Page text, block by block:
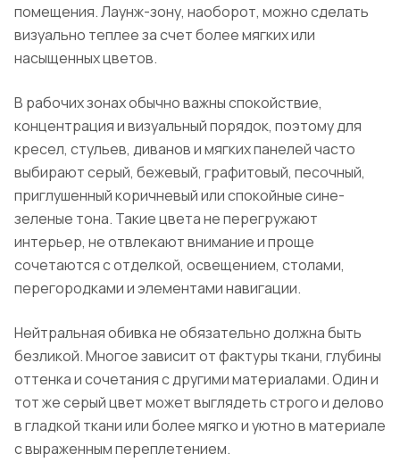
помещения. Лаунж-зону, наоборот, можно сделать
визуально теплее за счет более мягких или
насыщенных цветов.
В рабочих зонах обычно важны спокойствие,
концентрация и визуальный порядок, поэтому для
кресел, стульев, диванов и мягких панелей часто
выбирают серый, бежевый, графитовый, песочный,
приглушенный коричневый или спокойные сине-
зеленые тона. Такие цвета не перегружают
интерьер, не отвлекают внимание и проще
сочетаются с отделкой, освещением, столами,
перегородками и элементами навигации.
Нейтральная обивка не обязательно должна быть
безликой. Многое зависит от фактуры ткани, глубины
оттенка и сочетания с другими материалами. Один и
тот же серый цвет может выглядеть строго и делово
в гладкой ткани или более мягко и уютно в материале
с выраженным переплетением.